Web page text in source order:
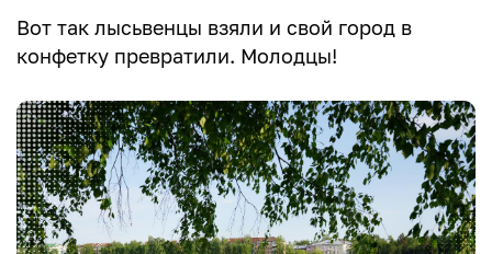
Вот так лысьвенцы взяли и свой город в
конфетку превратили. Молодцы!